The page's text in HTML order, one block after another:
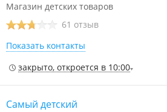
Магазин детских товаров
61 отзыв
Показать контакты
закрыто, откроется в 10:00
Самый детский